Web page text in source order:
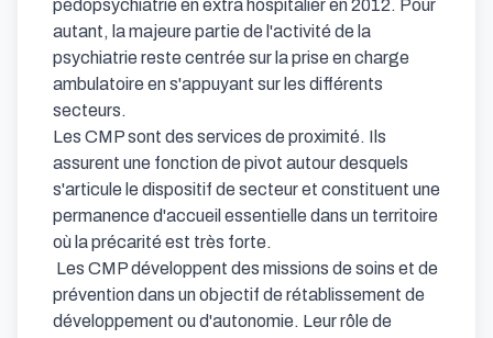
pédopsychiatrie en extra hospitalier en 2012. Pour
autant, la majeure partie de l'activité de la
psychiatrie reste centrée sur la prise en charge
ambulatoire en s'appuyant sur les différents
secteurs.
Les CMP sont des services de proximité. Ils
assurent une fonction de pivot autour desquels
s'articule le dispositif de secteur et constituent une
permanence d'accueil essentielle dans un territoire
où la précarité est très forte.
prévention dans un objectif de rétablissement de
développement ou d'autonomie. Leur rôle de